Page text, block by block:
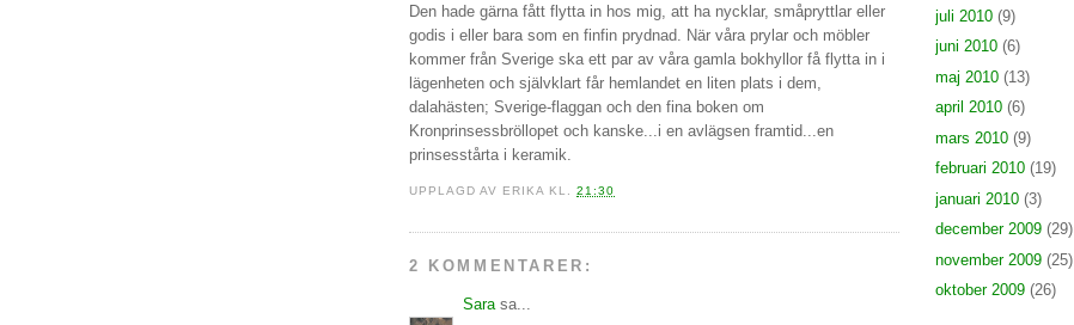
Den hade gärna fått flytta in hos mig, att ha nycklar, småpryttlar eller
godis i eller bara som en finfin prydnad. När våra prylar och möbler
kommer från Sverige ska ett par av våra gamla bokhyllor få flytta in i
lägenheten och självklart får hemlandet en liten plats i dem,
dalahästen; Sverige-flaggan och den fina boken om
Kronprinsessbröllopet och kanske...i en avlägsen framtid...en
prinsesstårta i keramik.
UPPLAGD AV ERIKA KL.21:30
2 KOMMENTARER:
Sarasa...
juli 2010 (9)
juni 2010 (6)
maj 2010 (13)
april 2010 (6)
mars 2010 (9)
februari 2010 (19)
januari 2010 (3)
december 2009 (29)
november 2009 (25)
oktober 2009 (26)